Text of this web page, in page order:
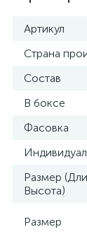
Артикул
Страна
Состав
В боксе
Фасовка
Размер
Высота)
Размер